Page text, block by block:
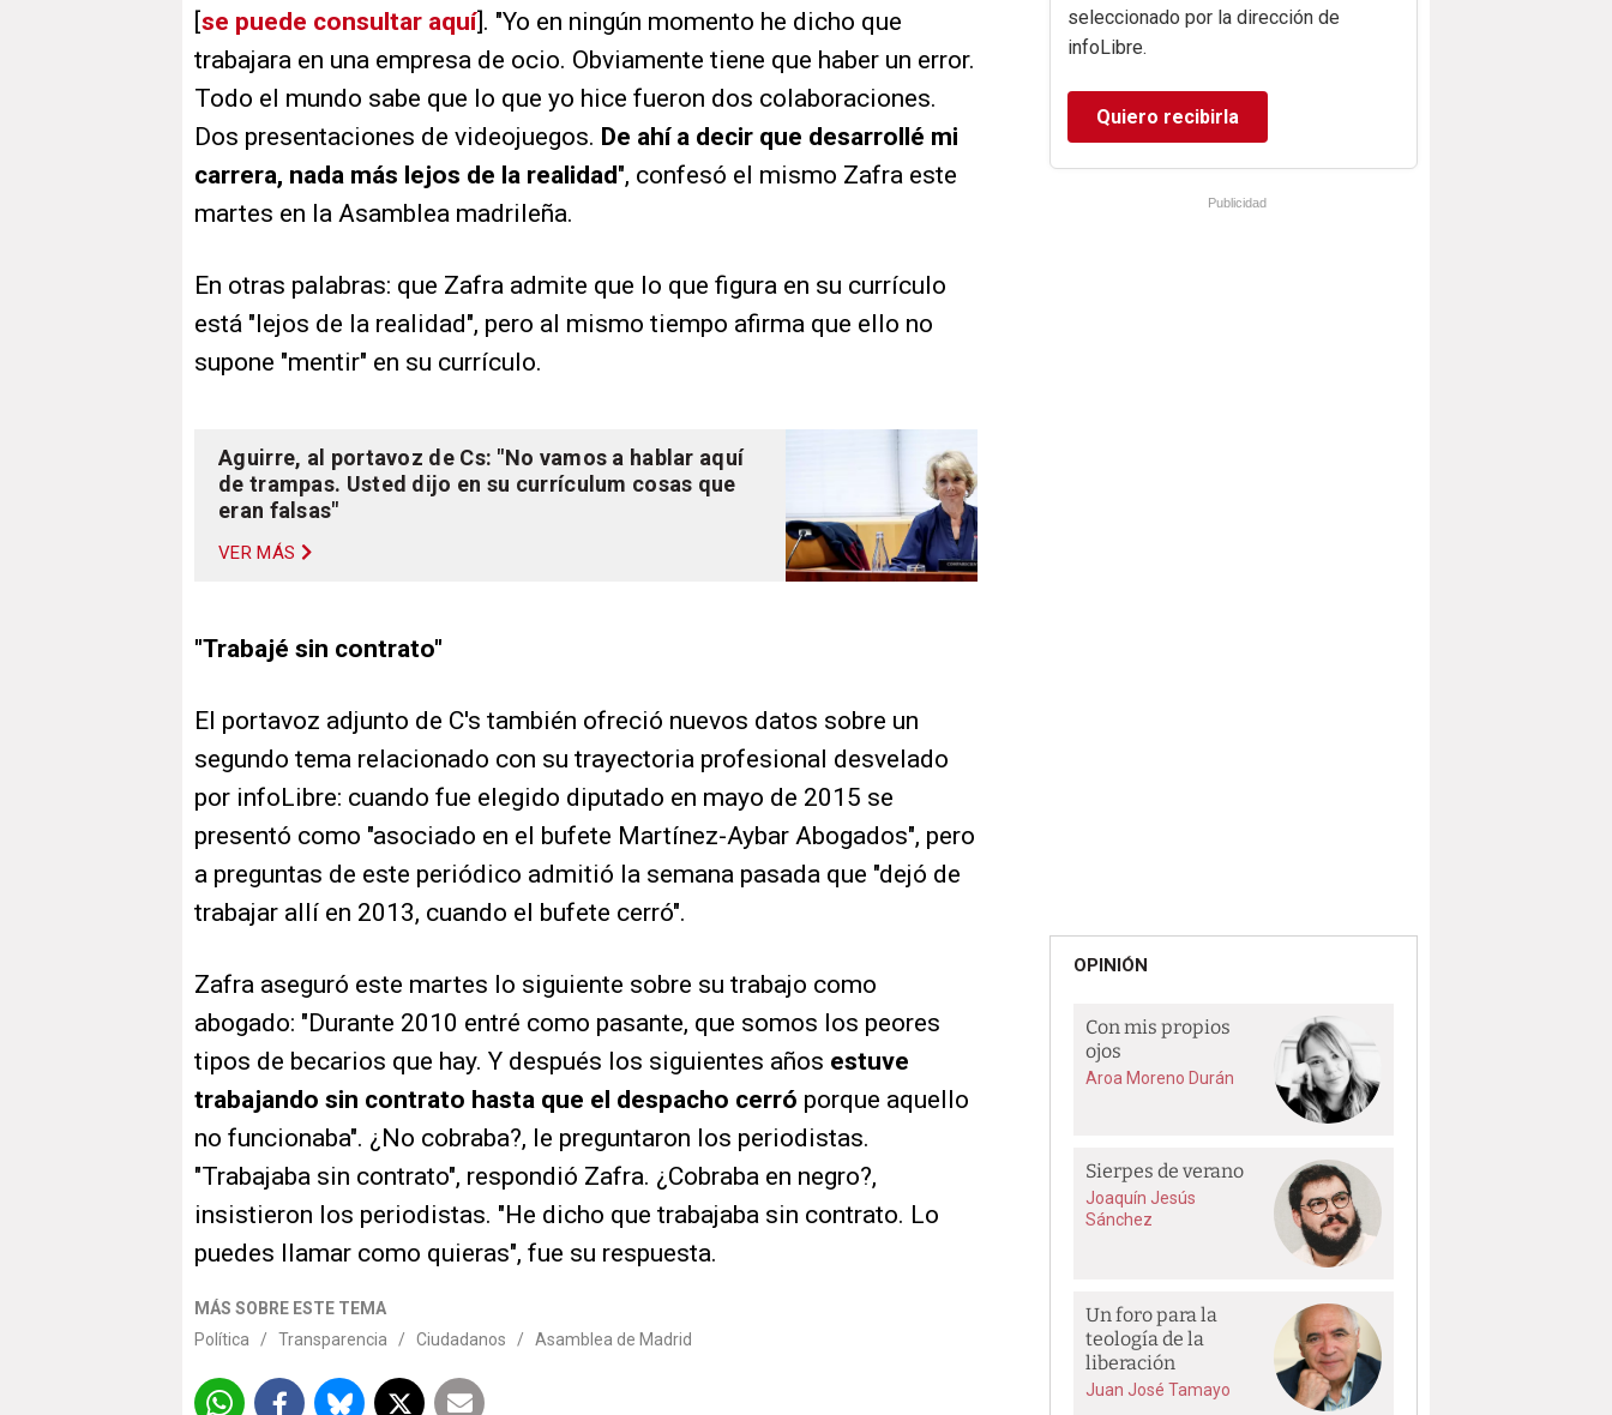
se puede consultar aquí]. "Yo en ningún momento he dicho que
trabajara en una empresa de ocio. Obviamente tiene que haber un error.
Todo el mundo sabe que lo que yo hice fueron dos colaboraciones.
Dos presentaciones de videojuegos. De ahí a decir que desarrollé mi
carrera, nada más lejos de la realidad", confesó el mismo Zafra este
martes en la Asamblea madrileña.
En otras palabras: que Zafra admite que lo que figura en su currículo
está "lejos de la realidad", pero al mismo tiempo afirma que ello no
supone "mentir" en su currículo.
Aguirre, al portavoz de Cs: "No vamos a hablar aquí
de trampas. Usted dijo en su currículum cosas que
eran falsas"
VER MÁS
"Trabajé sin contrato"
El portavoz adjunto de C's también ofreció nuevos datos sobre un
segundo tema relacionado con su trayectoria profesional desvelado
por infoLibre: cuando fue elegido diputado en mayo de 2015 se
presentó como "asociado en el bufete Martínez-Aybar Abogados", pero
a preguntas de este periódico admitió la semana pasada que "dejó de
trabajar allí en 2013, cuando el bufete cerró".
Zafra aseguró este martes lo siguiente sobre su trabajo como
abogado: "Durante 2010 entré como pasante, que somos los peores
tipos de becarios que hay. Y después los siguientes años estuve
trabajando sin contrato hasta que el despacho cerró porque aquello
no funcionaba". ¿No cobraba?, le preguntaron los periodistas.
"Trabajaba sin contrato", respondió Zafra. ¿Cobraba en negro?,
insistieron los periodistas. "He dicho que trabajaba sin contrato. Lo
puedes llamar como quieras", fue su respuesta.
MÁS SOBRE ESTE TEMA
Política
/ Transparencia / Ciudadanos / Asamblea de Madrid
seleccionado por la dirección de
infoLibre.
Quiero recibirla
Publicidad
OPINIÓN
Con mis propios
ojos
Aroa Moreno Durán
Sierpes de verano
Joaquín Jesús
Sánchez
Un foro para la
teología de la
liberación
Juan José Tamayo